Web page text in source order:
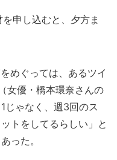
申し込むと、夕方ま
めぐっては、あるツイ
女優・橋本環奈さんの
じゃなく、週3回のス
トをしてるらしい」と
った。